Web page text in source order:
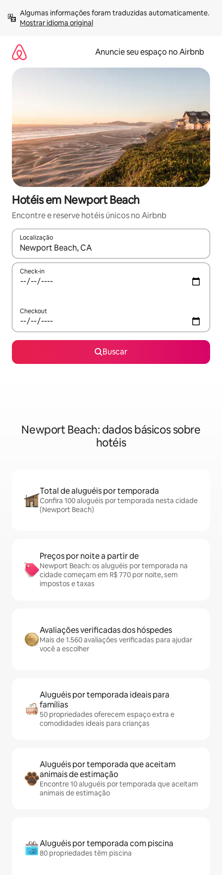
para
Mostrar idioma original
Anuncie seu espaço no Airbnb
Hotéis em Newport Beach
Encontre e reserve hotéis únicos no Airbnb
Localização
Quando os resultados estiverem disponíveis, explore-os
Check-in
Checkout
Buscar
Newport Beach: dados básicos sobre
hotéis
Total de aluguéis por temporada
Confira 100 aluguéis por temporada nesta cidade
(Newport Beach)
Preços por noite a partir de
Newport Beach: os aluguéis por temporada na
cidade começam em R$ 770 por noite, sem
impostos e taxas
Avaliações verificadas dos hóspedes
Mais de 1.560 avaliações verificadas para ajudar
você a escolher
Aluguéis por temporada ideais para
famílias
50 propriedades oferecem espaço extra e
comodidades ideais para crianças
Aluguéis por temporada que aceitam
animais de estimação
Encontre 10 aluguéis por temporada que aceitam
animais de estimação
Aluguéis por temporada com piscina
80 propriedades têm piscina